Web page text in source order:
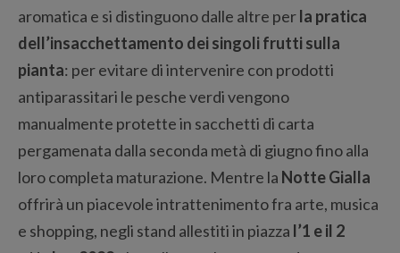
aromatica e si distinguono dalle altre perla pratica
dell’insacchettamento dei singoli frutti sulla
pianta: per evitare di intervenire con prodotti
antiparassitari le pesche verdi vengono
manualmente protette in sacchetti di carta
pergamenata dalla seconda metà di giugno fino alla
loro completa maturazione. Mentre la Notte Gialla
offrirà un piacevole intrattenimento fra arte, musica
e shopping, negli stand allestiti in piazza l’1 e il 2